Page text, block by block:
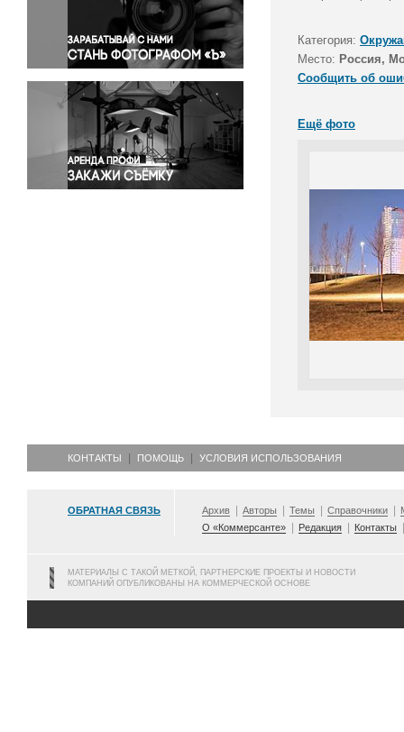
Правосудие
Происшествия и конфликты
Религия
Светская жизнь
Спорт
Экология
Экономика и бизнес
Категория:
Место: Россия,
Сообщить об
Ещё фото
КОНТАКТЫ ПОМОЩЬ УСЛОВИЯ ИСПОЛЬЗОВАНИЯ
ОБРАТНАЯ СВЯЗЬ Архив Авторы Темы Справочники
О «Коммерсанте»
Редакция Контакты
МАТЕРИАЛЫ С ТАКОЙ МЕТКОЙ, ПАРТНЕРСКИЕ ПРОЕКТЫ И НОВОСТИ
КОМПАНИЙ ОПУБЛИКОВАНЫ НА КОММЕРЧЕСКОЙ ОСНОВЕ